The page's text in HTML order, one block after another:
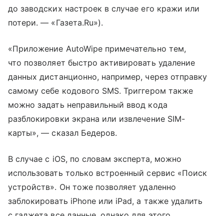
до заводских настроек в случае его кражи или
потери. — «Газета.Ru»).
«Приложение AutoWipe примечательно тем,
что позволяет быстро активировать удаление
данных дистанционно, например, через отправку
самому себе кодового SMS. Триггером также
можно задать неправильный ввод кода
разблокировки экрана или извлечение SIM-
карты», — сказал Бедеров.
В случае с iOS, по словам эксперта, можно
использовать только встроенный сервис «Поиск
устройств». Он тоже позволяет удаленно
заблокировать iPhone или iPad, а также удалить